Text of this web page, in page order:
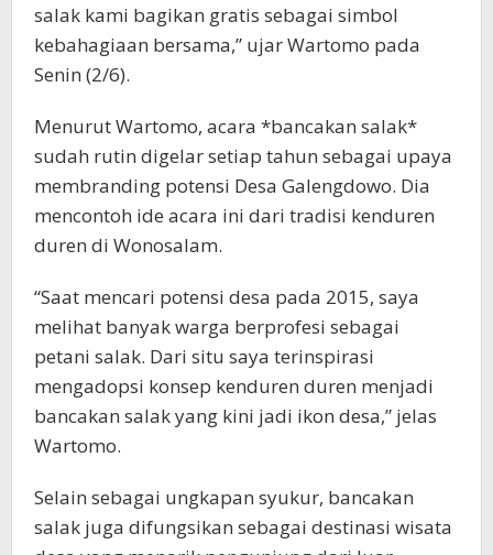
salak kami bagikan gratis sebagai simbol
kebahagiaan bersama,” ujar Wartomo pada
Senin (2/6).
Menurut Wartomo, acara *bancakan salak*
sudah rutin digelar setiap tahun sebagai upaya
membranding potensi Desa Galengdowo. Dia
mencontoh ide acara ini dari tradisi kenduren
duren di Wonosalam.
“Saat mencari potensi desa pada 2015, saya
melihat banyak warga berprofesi sebagai
petani salak. Dari situ saya terinspirasi
mengadopsi konsep kenduren duren menjadi
bancakan salak yang kini jadi ikon desa,” jelas
Wartomo.
Selain sebagai ungkapan syukur, bancakan
salak juga difungsikan sebagai destinasi wisata